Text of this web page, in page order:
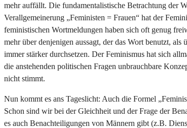
mehr auffällt. Die fundamentalistische Betrachtung der
Verallgemeinerung „Feministen = Frauen“ hat der
feministischen Wortmeldungen haben sich oft genug
mehr über denjenigen aussagt, der das Wort benutzt,
immer stärker durchsetzen. Der Feminismus hat sich
die anstehenden politischen Fragen unbrauchbare
nicht stimmt.
Nun kommt es ans Tageslicht: Auch die Formel
Schon sind wir bei der Gleichheit und der Frage der
es auch Benachteiligungen von Männern gibt (z.B.